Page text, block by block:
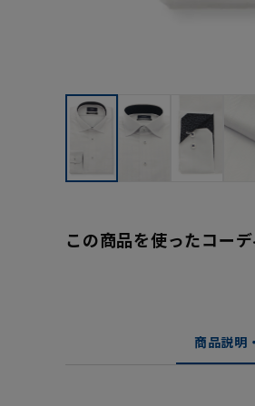
この商品を使ったコー
商品説明